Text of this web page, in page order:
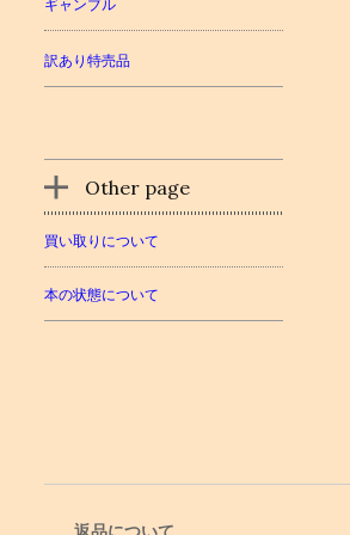
ギャンブル
訳あり特売品
Other page
買い取りについて
本の状態について